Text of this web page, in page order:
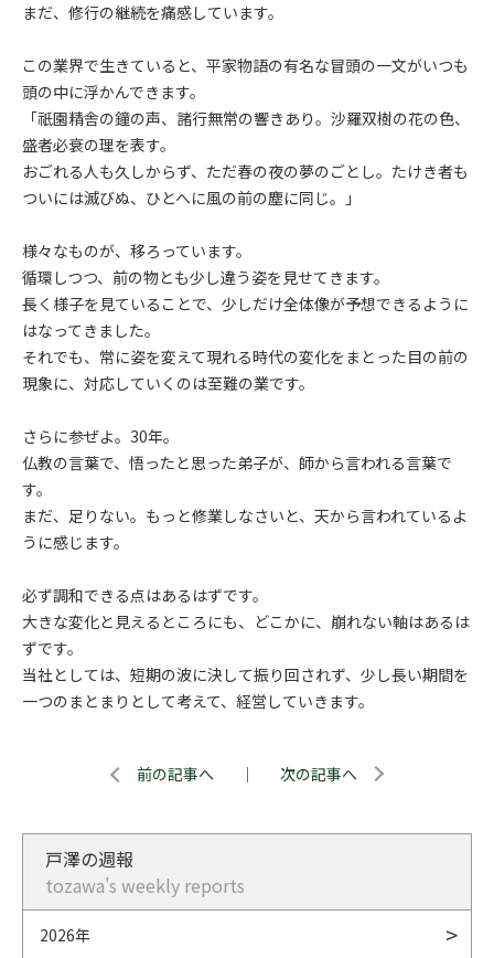
まだ、修行の継続を痛感しています。
この業界で生きていると、平家物語の有名な冒頭の一文がいつも
頭の中に浮かんできます。
「祇園精舎の鐘の声、諸行無常の響きあり。沙羅双樹の花の色、
盛者必衰の理を表す。
おごれる人も久しからず、ただ春の夜の夢のごとし。たけき者も
ついには滅びぬ、ひとへに風の前の塵に同じ。」
様々なものが、移ろっています。
循環しつつ、前の物とも少し違う姿を見せてきます。
長く様子を見ていることで、少しだけ全体像が予想できるように
はなってきました。
それでも、常に姿を変えて現れる時代の変化をまとった目の前の
現象に、対応していくのは至難の業です。
さらに参ぜよ。30年。
仏教の言葉で、悟ったと思った弟子が、師から言われる言葉で
す。
まだ、足りない。もっと修業しなさいと、天から言われているよ
うに感じます。
必ず調和できる点はあるはずです。
大きな変化と見えるところにも、どこかに、崩れない軸はあるは
ずです。
当社としては、短期の波に決して振り回されず、少し長い期間を
一つのまとまりとして考えて、経営していきます。
前の記事へ ｜ 次の記事へ
戸澤の週報
tozawa's weekly reports
2026年